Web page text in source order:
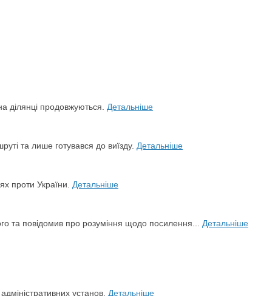
ділянці продовжуються. Детальніше
та лише готувався до виїзду. Детальніше
проти України. Детальніше
та повідомив про розуміння щодо посилення... Детальніше
установ. Детальніше